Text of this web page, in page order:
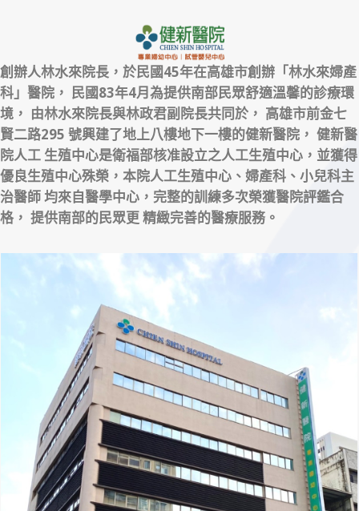
創辦人林水來院長，於民國45年在高雄市創辦「林水來婦產
科」醫院， 民國83年4月為提供南部民眾舒適溫馨的診療環
境， 由林水來院長與林政君副院長共同於， 高雄市前金七
賢二路295 號興建了地上八樓地下一樓的健新醫院， 健新醫
院人工 生殖中心是衛福部核准設立之人工生殖中心，並獲得
優良生殖中心殊榮，本院人工生殖中心、婦產科、小兒科主
治醫師均來自醫學中心，完整的訓練多次榮獲醫院評鑑合
格， 提供南部的民眾更 精緻完善的醫療服務。